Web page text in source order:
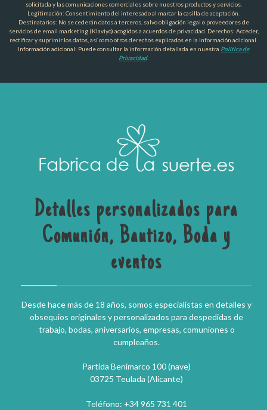
solicitada y las comunicaciones comerciales sobre nuestros productos y servicios.
Legitimación: Consentimiento del interesado al marcar la casilla de aceptación.
Destinatarios: No se cederán datos a terceros, salvo obligación legal o proveedores de
servicios de email marketing (Klaviyo) acogidos a acuerdos de privacidad. Derechos: Acceder,
rectificar y suprimir los datos, así como otros derechos explicados en la información adicional.
Información adicional: Puede consultar la información detallada en nuestra Política de
Privacidad.
Detalles personalizados para
Comunión, Bautizo, Boda y
eventos
Desde hace más de 18 años, somos especialistas en detalles y
obsequios originales y personalizados para despedidas de
trabajo, bodas, aniversarios, empresas, comuniones o
cumpleaños.
Partida Benimarco 100 (nave)
03725 Teulada (Alicante)
Teléfono: +34 965 731 401